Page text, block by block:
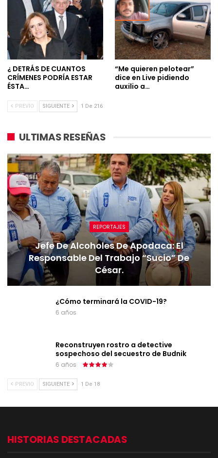
¿ DETRÁS DE CUANTOS
CRÍMENES PODRÍA ESTAR
ÉSTA…
“Me quieren pelotear”
dice en Live pidiendo
auxilio a…
PREVIO SIGUIENTE 1 De 216
ULTIMAS RESEÑAS
REPORTAJES
Jefe De Alcoholes De Apodaca: El
Responsable Del Trabajo “sucio” De
César.
¿Cómo terminará la COVID-19?
6 años
Reconstruyen rostro a detective
sospechoso del secuestro de Budnik
6 años
PREVIO SIGUIENTE 1 De 18
HISTORIAS DESTACADAS